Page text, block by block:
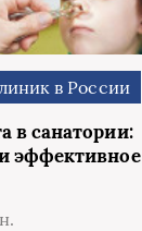
в России
в санатории:
эффективное